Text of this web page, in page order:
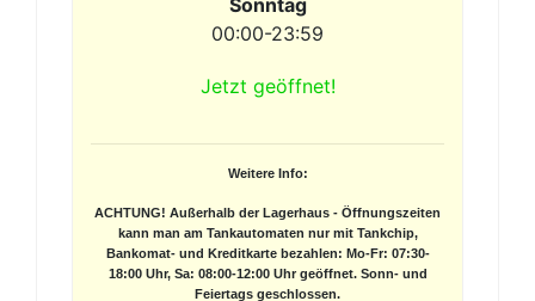
Sonntag
00:00-23:59
Jetzt geöffnet!
Weitere Info:
ACHTUNG! Außerhalb der Lagerhaus - Öffnungszeiten
kann man am Tankautomaten nur mit Tankchip,
Bankomat- und Kreditkarte bezahlen: Mo-Fr: 07:30-
18:00 Uhr, Sa: 08:00-12:00 Uhr geöffnet. Sonn- und
Feiertags geschlossen.